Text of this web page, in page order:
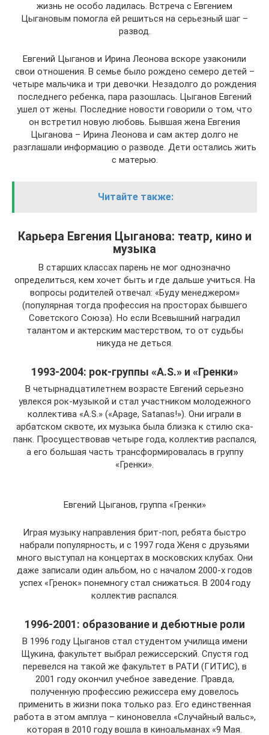
жизнь не особо ладилась. Встреча с Евгением
Цыгановым помогла ей решиться на серьезный шаг –
развод.
Евгений Цыганов и Ирина Леонова вскоре узаконили
свои отношения. В семье было рождено семеро детей –
четыре мальчика и три девочки. Незадолго до рождения
последнего ребенка, пара разошлась. Цыганов Евгений
ушел от жены. Последние новости говорили о том, что
он встретил новую любовь. Бывшая жена Евгения
Цыганова – Ирина Леонова и сам актер долго не
разглашали информацию о разводе. Дети остались жить
с матерью.
Читайте также:
Карьера Евгения Цыганова: театр, кино и
музыка
В старших классах парень не мог однозначно
определиться, кем хочет быть и где дальше учиться. На
вопросы родителей отвечал: «Буду менеджером»
(популярная тогда профессия на просторах бывшего
Советского Союза). Но если Всевышний наградил
талантом и актерским мастерством, то от судьбы
никуда не деться.
1993-2004: рок-группы «А.S.» и «Гренки»
В четырнадцатилетнем возрасте Евгений серьезно
увлекся рок-музыкой и стал участником молодежного
коллектива «А.S.» («Apage, Satanas!»). Они играли в
арбатском сквоте, их музыка была близка к стилю ска-
панк. Просуществовав четыре года, коллектив распался,
а его большая часть трансформировалась в группу
«Гренки».
Евгений Цыганов, группа «Гренки»
Играя музыку направления брит-поп, ребята быстро
набрали популярность, и с 1997 года Женя с друзьями
много выступал на концертах в московских клубах. Они
даже записали один альбом, но с началом 2000-х годов
успех «Гренок» понемногу стал снижаться. В 2004 году
коллектив распался.
1996-2001: образование и дебютные роли
В 1996 году Цыганов стал студентом училища имени
Щукина, факультет выбрал режиссерский. Спустя год
перевелся на такой же факультет в РАТИ (ГИТИС), в
2001 году окончил учебное заведение. Правда,
полученную профессию режиссера ему довелось
применить в жизни пока только раз. Его единственная
работа в этом амплуа – киноновелла «Случайный вальс»,
которая в 2010 году вошла в киноальманах «9 Мая.